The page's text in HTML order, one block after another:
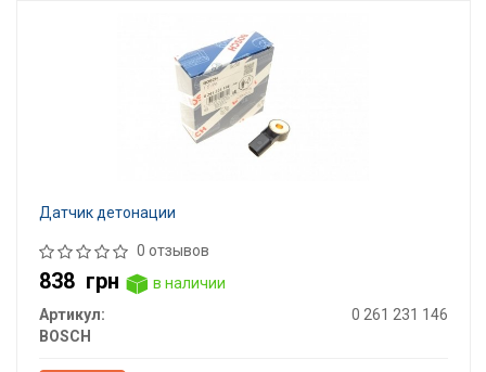
Датчик детонации
0 отзывов
838 грн
в наличии
Артикул:
0 261 231 146
BOSCH